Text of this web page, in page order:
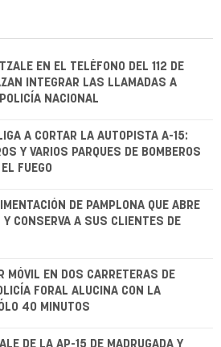
EN EL TELÉFONO DEL 112 DE
INTEGRAR LAS LLAMADAS A
NACIONAL
A CORTAR LA AUTOPISTA A-15:
Y VARIOS PARQUES DE BOMBEROS
FUEGO
DE PAMPLONA QUE ABRE
CONSERVA A SUS CLIENTES DE
MÓVIL EN DOS CARRETERAS DE
FORAL ALUCINA CON LA
40 MINUTOS
DE LA AP-15 DE MADRUGADA Y